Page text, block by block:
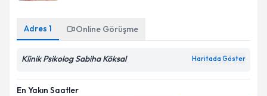
Adres 1 Online Görüşme
Klinik Psikolog Sabiha Köksal Haritada Göster
En Yakın Saatler